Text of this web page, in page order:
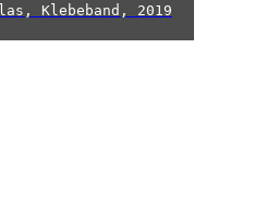
Klebeband, 2019